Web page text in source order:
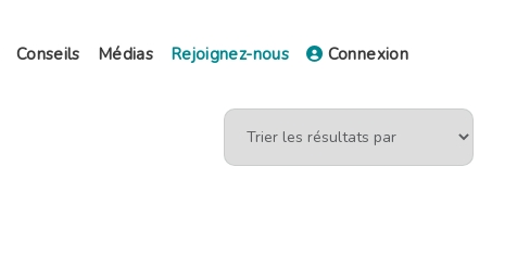
Conseils Médias Rejoignez-nous Connexion